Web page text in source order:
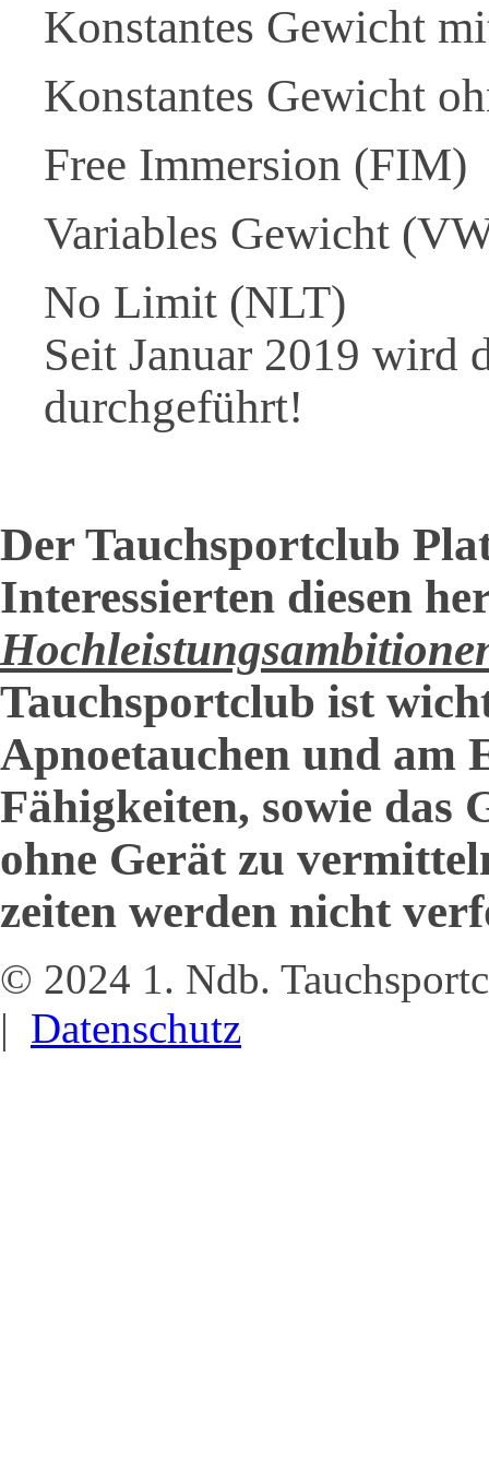
Konstantes Gewicht
Konstantes Gewicht
Free Immersion (FIM)
Variables Gewicht
No Limit (NLT)
Seit Januar 2019 wird
durchgeführt!
Der Tauchsportclub
Interessierten diesen
Tauchsportclub ist
Apnoetauchen und am
Fähigkeiten, sowie das
ohne Gerät zu
zeiten werden nicht
© 2024 1. Ndb.
| Datenschutz